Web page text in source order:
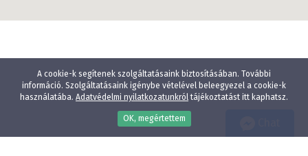
A cookie-k segítenek szolgáltatásaink biztosításában. További
információ. Szolgáltatásaink igénybe vételével beleegyezel a cookie-k
használatába. Adatvédelmi nyilatkozatunkróltájékoztatást itt kaphatsz.
OK, megértettem